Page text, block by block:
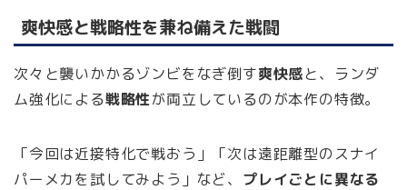
爽快感と戦略性を兼ね備えた戦闘
次々と襲いかかるゾンビをなぎ倒す爽快感と、ランダ
ム強化による戦略性が両立しているのが本作の特徴。
「今回は近接特化で戦おう」「次は遠距離型のスナイ
パーメカを試してみよう」など、 プレイごとに異なる